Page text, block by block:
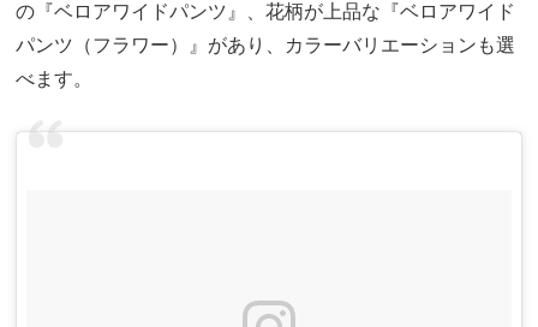
の『ベロアワイドパンツ』、花柄が上品な『ベロアワイド
パンツ（フラワー）』があり、カラーバリエーションも選
べます。